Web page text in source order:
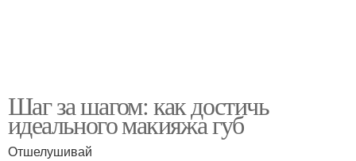
Шаг за шагом: как достичь
идеального макияжа губ
Отшелушивай